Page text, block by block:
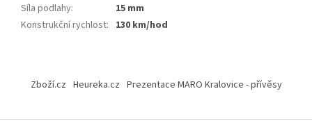
Síla podlahy:
15 mm
Konstrukční rychlost: 130 km/hod
Zboží.cz Heureka.cz Prezentace MARO Kralovice - přívěsy